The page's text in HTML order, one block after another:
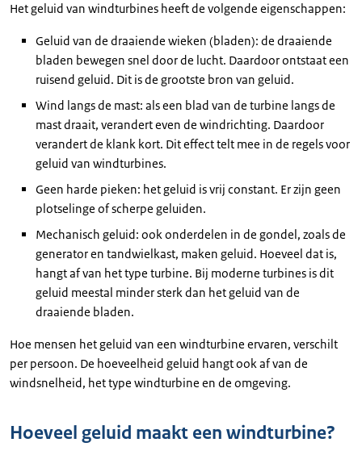
Het geluid van windturbines heeft de volgende eigenschappen:
Geluid van de draaiende wieken (bladen): de draaiende
bladen bewegen snel door de lucht. Daardoor ontstaat een
ruisend geluid. Dit is de grootste bron van geluid.
Wind langs de mast: als een blad van de turbine langs de
mast draait, verandert even de windrichting. Daardoor
verandert de klank kort. Dit effect telt mee in de regels voor
geluid van windturbines.
Geen harde pieken: het geluid is vrij constant. Er zijn geen
plotselinge of scherpe geluiden.
Mechanisch geluid: ook onderdelen in de gondel, zoals de
generator en tandwielkast, maken geluid. Hoeveel dat is,
hangt af van het type turbine. Bij moderne turbines is dit
geluid meestal minder sterk dan het geluid van de
draaiende bladen.
Hoe mensen het geluid van een windturbine ervaren, verschilt
per persoon. De hoeveelheid geluid hangt ook af van de
windsnelheid, het type windturbine en de omgeving.
Hoeveel geluid maakt een windturbine?